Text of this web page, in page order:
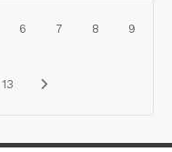
6 7 8 9
13